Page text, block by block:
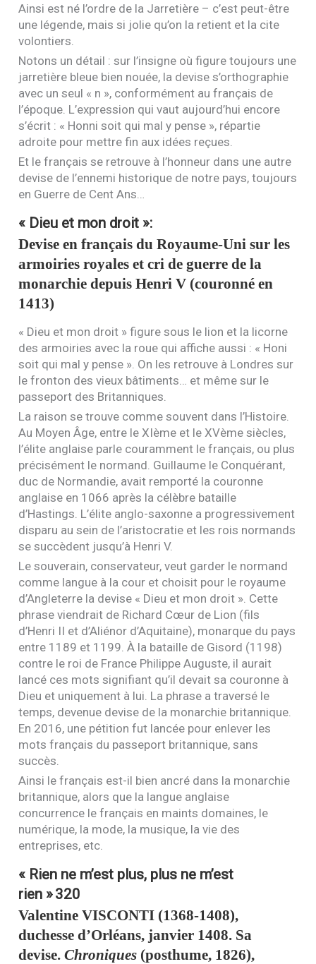
Ainsi est né l’ordre de la Jarretière – c’est peut-être
une légende, mais si jolie qu’on la retient et la cite
volontiers.
Notons un détail : sur l’insigne où figure toujours une
jarretière bleue bien nouée, la devise s’orthographie
avec un seul « n », conformément au français de
l’époque. L’expression qui vaut aujourd’hui encore
s’écrit : « Honni soit qui mal y pense », répartie
adroite pour mettre fin aux idées reçues.
Et le français se retrouve à l’honneur dans une autre
devise de l’ennemi historique de notre pays, toujours
en Guerre de Cent Ans…
« Dieu et mon droit »:
Devise en français du Royaume-Uni sur les
armoiries royales et cri de guerre de la
monarchie depuis Henri V (couronné en
1413)
« Dieu et mon droit » figure sous le lion et la licorne
des armoiries avec la roue qui affiche aussi : « Honi
soit qui mal y pense ». On les retrouve à Londres sur
le fronton des vieux bâtiments… et même sur le
passeport des Britanniques.
La raison se trouve comme souvent dans l’Histoire.
Au Moyen Âge, entre le XIème et le XVème siècles,
l’élite anglaise parle couramment le français, ou plus
précisément le normand. Guillaume le Conquérant,
duc de Normandie, avait remporté la couronne
anglaise en 1066 après la célèbre bataille
d’Hastings. L’élite anglo-saxonne a progressivement
disparu au sein de l’aristocratie et les rois normands
se succèdent jusqu’à Henri V.
Le souverain, conservateur, veut garder le normand
comme langue à la cour et choisit pour le royaume
d’Angleterre la devise « Dieu et mon droit ». Cette
phrase viendrait de Richard Cœur de Lion (fils
d’Henri II et d’Aliénor d’Aquitaine), monarque du pays
entre 1189 et 1199. À la bataille de Gisord (1198)
contre le roi de France Philippe Auguste, il aurait
lancé ces mots signifiant qu’il devait sa couronne à
Dieu et uniquement à lui. La phrase a traversé le
temps, devenue devise de la monarchie britannique.
En 2016, une pétition fut lancée pour enlever les
mots français du passeport britannique, sans
succès.
Ainsi le français est-il bien ancré dans la monarchie
britannique, alors que la langue anglaise
concurrence le français en maints domaines, le
numérique, la mode, la musique, la vie des
entreprises, etc.
« Rien ne m’est plus, plus ne m’est
rien »320
ValentineVISCONTI (1368-1408),
duchesse d’Orléans, janvier 1408. Sa
devise.Chroniques (posthume, 1826),